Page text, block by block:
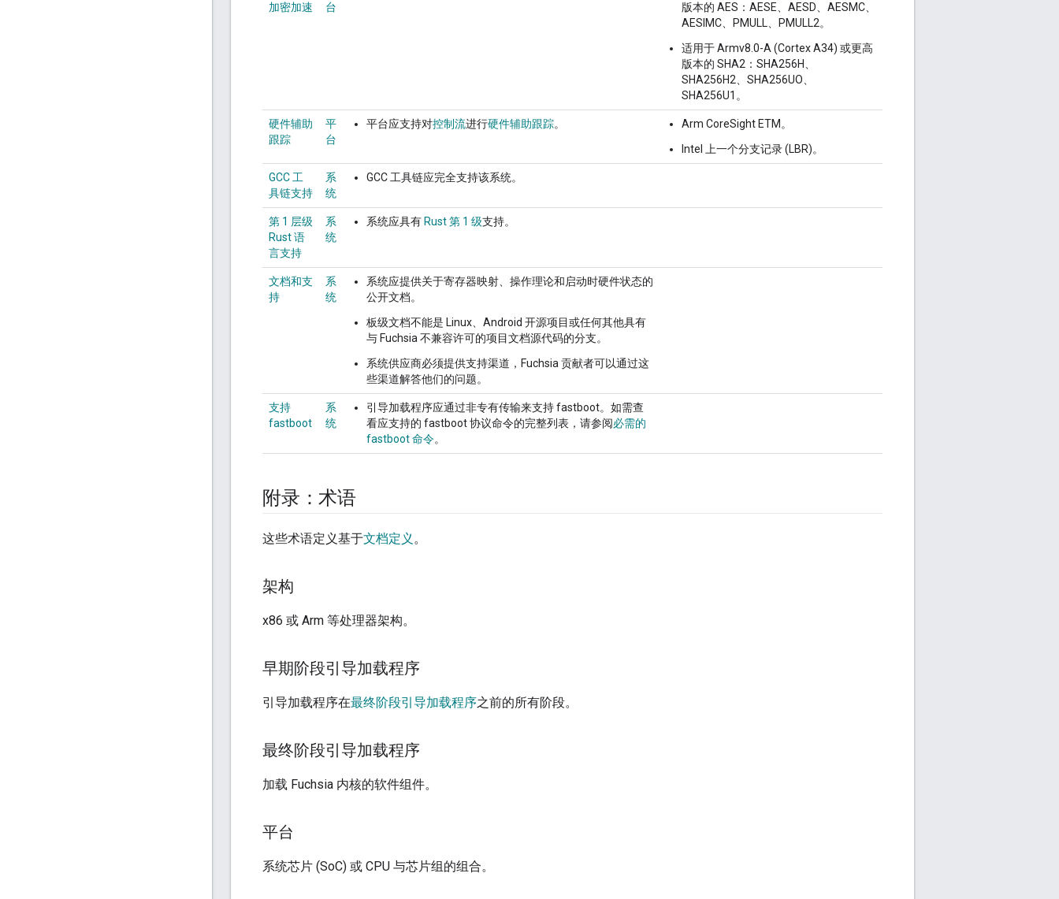
加密加速
台
版本的 AES：AESE、AESD、AESMC、
AESIMC、PMULL、PMULL2。
适用于 Armv8.0-A (Cortex A34) 或更高
版本的 SHA2：SHA256H、
SHA256H2、SHA256UO、
SHA256U1。
硬件辅助
跟踪
平
台
平台应支持对控制流进行硬件辅助跟踪。
Arm CoreSight ETM。
Intel 上一个分支记录 (LBR)。
GCC 工
具链支持
系
统
GCC 工具链应完全支持该系统。
第 1 层级
Rust 语
言支持
系
统
系统应具有 Rust 第 1 级支持。
文档和支
持
系
统
系统应提供关于寄存器映射、操作理论和启动时硬件状态的
公开文档。
板级文档不能是 Linux、Android 开源项目或任何其他具有
与 Fuchsia 不兼容许可的项目文档源代码的分支。
系统供应商必须提供支持渠道，Fuchsia 贡献者可以通过这
些渠道解答他们的问题。
支持
fastboot
系
统
引导加载程序应通过非专有传输来支持 fastboot。如需查
看应支持的 fastboot 协议命令的完整列表，请参阅必需的
fastboot 命令。
附录：术语
这些术语定义基于文档定义 。
架构
x86 或 Arm 等处理器架构。
早期阶段引导加载程序
引导加载程序在最终阶段引导加载程序之前的所有阶段。
最终阶段引导加载程序
加载 Fuchsia 内核的软件组件。
平台
系统芯片 (SoC) 或 CPU 与芯片组的组合。